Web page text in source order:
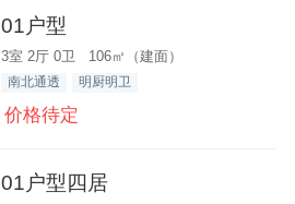
01户型
3室 2厅 0卫 106㎡（建面）
南北通透 明厨明卫
价格待定
01户型四居